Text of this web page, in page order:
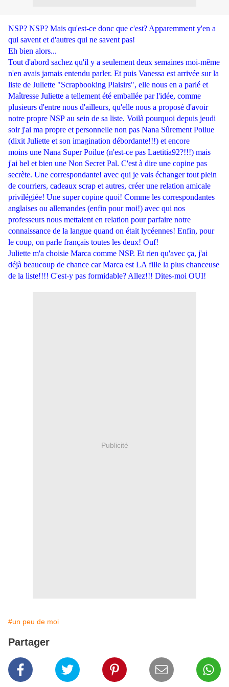
NSP? NSP? Mais qu'est-ce donc que c'est? Apparemment y'en a
qui savent et d'autres qui ne savent pas!
Eh bien alors...
Tout d'abord sachez qu'il y a seulement deux semaines moi-même
n'en avais jamais entendu parler. Et puis Vanessa est arrivée sur la
liste de Juliette "Scrapbooking Plaisirs", elle nous en a parlé et
Maîtresse Juliette a tellement été emballée par l'idée, comme
plusieurs d'entre nous d'ailleurs, qu'elle nous a proposé d'avoir
notre propre NSP au sein de sa liste. Voilà pourquoi depuis jeudi
soir j'ai ma propre et personnelle non pas Nana Sûrement Poilue
(dixit Juliette et son imagination débordante!!!) et encore
moins une Nana Super Poilue (n'est-ce pas Laetitia92?!!!) mais
j'ai bel et bien une Non Secret Pal. C'est à dire une copine pas
secrète. Une correspondante! avec qui je vais échanger tout plein
de courriers, cadeaux scrap et autres, créer une relation amicale
privilégiée! Une super copine quoi! Comme les correspondantes
anglaises ou allemandes (enfin pour moi!) avec qui nos
professeurs nous mettaient en relation pour parfaire notre
connaissance de la langue quand on était lycéennes! Enfin, pour
le coup, on parle français toutes les deux! Ouf!
Juliette m'a choisie Marca comme NSP. Et rien qu'avec ça, j'ai
déjà beaucoup de chance car Marca est LA fille la plus chanceuse
de la liste!!!! C'est-y pas formidable? Allez!!! Dites-moi OUI!
Publicité
#un peu de moi
Partager